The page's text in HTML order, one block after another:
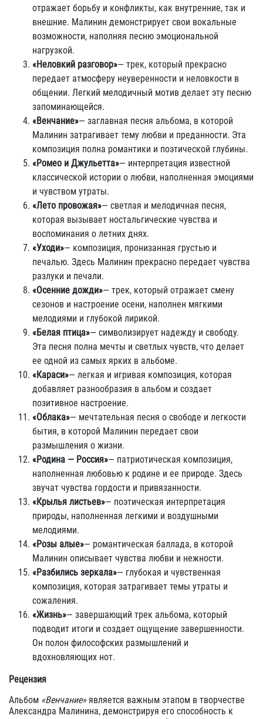
отражает борьбу и конфликты, как внутренние, так и
внешние. Малинин демонстрирует свои вокальные
возможности, наполняя песню эмоциональной
нагрузкой.
«Неловкий разговор»— трек, который прекрасно
передает атмосферу неуверенности и неловкости в
общении. Легкий мелодичный мотив делает эту песню
запоминающейся.
«Венчание»— заглавная песня альбома, в которой
Малинин затрагивает тему любви и преданности. Эта
композиция полна романтики и поэтической глубины.
«Ромео и Джульетта»— интерпретация известной
классической истории о любви, наполненная эмоциями
и чувством утраты.
«Лето провожая»— светлая и мелодичная песня,
которая вызывает ностальгические чувства и
воспоминания о летних днях.
«Уходи»— композиция, пронизанная грустью и
печалью. Здесь Малинин прекрасно передает чувства
разлуки и печали.
«Осенние дожди»— трек, который отражает смену
сезонов и настроение осени, наполнен мягкими
мелодиями и глубокой лирикой.
«Белая птица»— символизирует надежду и свободу.
Эта песня полна мечты и светлых чувств, что делает
ее одной из самых ярких в альбоме.
«Караси»— легкая и игривая композиция, которая
добавляет разнообразия в альбом и создает
позитивное настроение.
«Облака»— мечтательная песня о свободе и легкости
бытия, в которой Малинин передает свои
размышления о жизни.
«Родина — Россия»— патриотическая композиция,
наполненная любовью к родине и ее природе. Здесь
звучат чувства гордости и привязанности.
«Крылья листьев»— поэтическая интерпретация
природы, наполненная легкими и воздушными
мелодиями.
«Розы алые»— романтическая баллада, в которой
Малинин описывает чувства любви и нежности.
«Разбились зеркала»— глубокая и чувственная
композиция, которая затрагивает темы утраты и
сожаления.
«Жизнь»— завершающий трек альбома, который
подводит итоги и создает ощущение завершенности.
Он полон философских размышлений и
вдохновляющих нот.
Рецензия
Альбом «Венчание»является важным этапом в творчестве
Александра Малинина, демонстрируя его способность к